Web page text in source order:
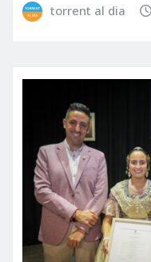
torrent al dia